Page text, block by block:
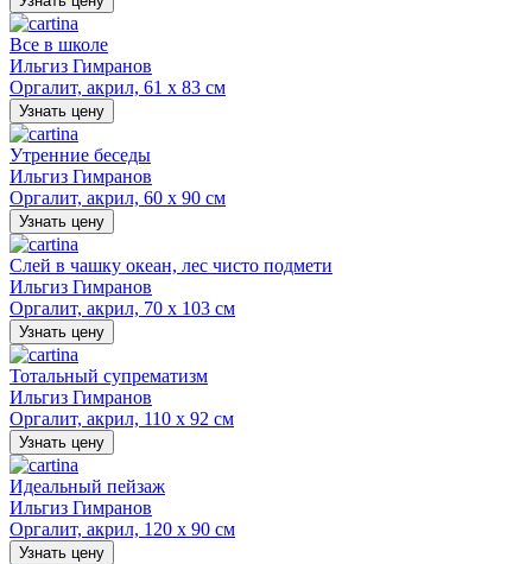
Все в школе
Ильгиз Гимранов
Оргалит, акрил, 61 х 83 см
Узнать цену
Утренние беседы
Ильгиз Гимранов
Оргалит, акрил, 60 х 90 см
Узнать цену
Слей в чашку океан, лес чисто подмети
Ильгиз Гимранов
Оргалит, акрил, 70 х 103 см
Узнать цену
Тотальный супрематизм
Ильгиз Гимранов
Оргалит, акрил, 110 х 92 см
Узнать цену
Идеальный пейзаж
Ильгиз Гимранов
Оргалит, акрил, 120 х 90 см
Узнать цену